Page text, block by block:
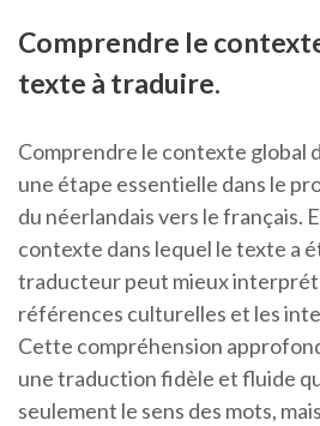
Comprendre le
texte à traduire.
Comprendre le contexte global
une étape essentielle dans le
du néerlandais vers le français.
contexte dans lequel le texte a
traducteur peut mieux
références culturelles et les
Cette compréhension
une traduction fidèle et fluide
seulement le sens des mots,